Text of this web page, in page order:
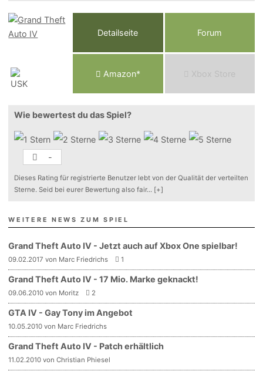
Detailseite Forum
Amazon* Xbox Store
Wie bewertest du das Spiel?
-
Dieses Rating für registrierte Benutzer lebt von der Qualität der verteilten
Sterne. Seid bei eurer Bewertung also fair... [+]
WEITERE NEWS ZUM SPIEL
Grand Theft Auto IV - Jetzt auch auf Xbox One spielbar!
09.02.2017 von Marc Friedrichs 1
Grand Theft Auto IV - 17 Mio. Marke geknackt!
09.06.2010 von Moritz 2
GTA IV - Gay Tony im Angebot
10.05.2010 von Marc Friedrichs
Grand Theft Auto IV - Patch erhältlich
11.02.2010 von Christian Phiesel